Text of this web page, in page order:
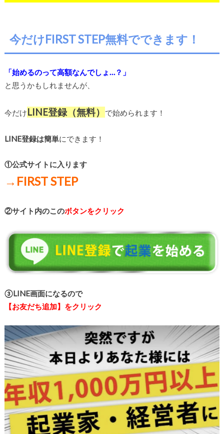
今だけFIRST STEP無料でできます！
「始めるのって高額なんでしょ…？」
と思うかもしれませんが、
今だけLINE登録（無料） で始められます！
LINE登録は簡単にできます！
①公式サイトに入ります
→FIRST STEP
②サイト内のこのボタンをクリック
③LINE画面になるので
【お友だち追加】をクリック